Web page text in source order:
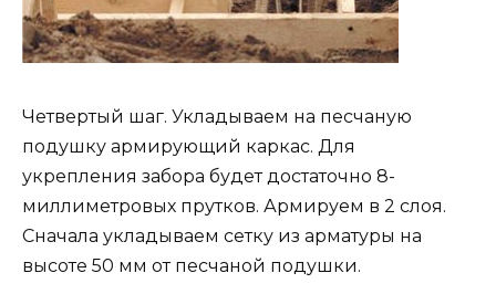
Четвертый шаг. Укладываем на песчаную
подушку армирующий каркас. Для
укрепления забора будет достаточно 8-
миллиметровых прутков. Армируем в 2 слоя.
Сначала укладываем сетку из арматуры на
высоте 50 мм от песчаной подушки.